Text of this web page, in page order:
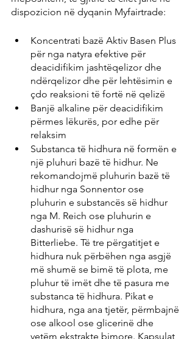
dispozicion në dyqanin Myfairtrade:
Koncentrati bazë Aktiv Basen Plus
për nga natyra efektive për
deacidifikim jashtëqelizor dhe
ndërqelizor dhe për lehtësimin e
çdo reaksioni të fortë në qelizë
Banjë alkaline për deacidifikim
përmes lëkurës, por edhe për
relaksim
Substanca të hidhura në formën e
një pluhuri bazë të hidhur. Ne
rekomandojmë pluhurin bazë të
hidhur nga Sonnentor ose
pluhurin e substancës së hidhur
nga M. Reich ose pluhurin e
dashurisë së hidhur nga
Bitterliebe. Të tre përgatitjet e
hidhura nuk përbëhen nga asgjë
më shumë se bimë të plota, me
pluhur të imët dhe të pasura me
substanca të hidhura. Pikat e
hidhura, nga ana tjetër, përmbajnë
ose alkool ose glicerinë dhe
vetëm ekstrakte bimore. Kapsulat